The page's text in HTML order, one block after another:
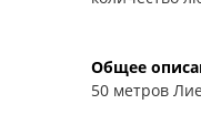
Общее
50 метров